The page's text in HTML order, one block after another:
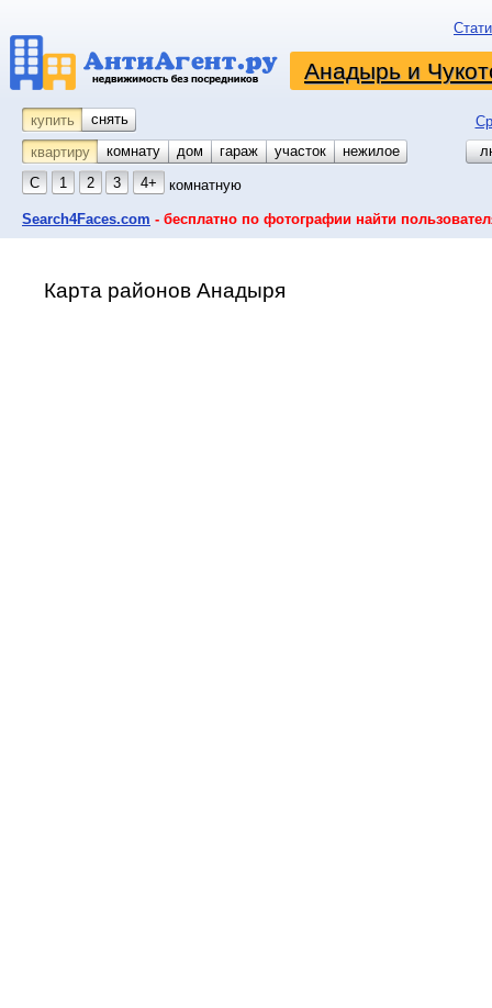
Анадырь и
купить снять
квартиру
комнату койко-место
дом гараж участок
нежилое
С
1 2 3 4+ комнатную
Search4Faces.com - бесплатно по фотографии найти
Карта районов Анадыря